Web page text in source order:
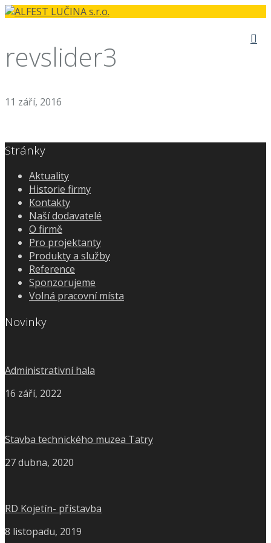
revslider3
11 září, 2016
Stránky
Aktuality
Historie firmy
Kontakty
Naší dodavatelé
O firmě
Pro projektanty
Produkty a služby
Reference
Sponzorujeme
Volná pracovní místa
Novinky
Administrativní hala
16 září, 2022
Stavba technického muzea Tatry
27 dubna, 2020
RD Kojetín- přístavba
8 listopadu, 2019